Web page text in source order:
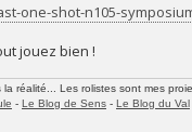
one-shot-n105-
jouez bien !
réalité... Les rolistes sont mes
- Le Blog de Sens - Le Blog du Val